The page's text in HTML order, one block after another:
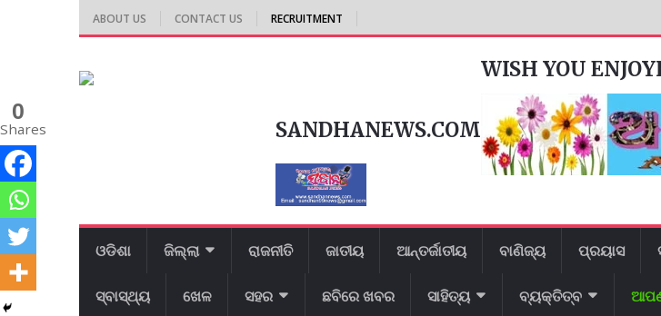
ABOUT US CONTACT US RECRUITMENT
WISH YOU
SANDHANEWS.COM
ଓଡିଶା ଜିଲ୍ଲା ରାଜନୀତି ଜାତୀୟ ଆନ୍ତର୍ଜାତୀୟ ବାଣିଜ୍ୟ ପ୍ରୟାସ
ସ୍ବାସ୍ଥ୍ୟ ଖେଳ ସହର ଛବିରେ ଖବର ସାହିତ୍ୟ ବ୍ୟକ୍ତିତ୍ବ
0
Shares